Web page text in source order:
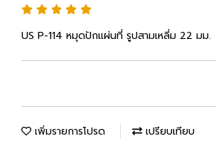
US P-114 หมุดปักแผ่นที่ รูปสามเหลี่ม 22 มม.
เพิ่มรายการโปรด เปรียบเทียบ